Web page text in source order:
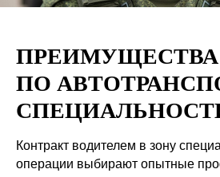
ПО
Контракт водителем в зону
операции выбирают опытные